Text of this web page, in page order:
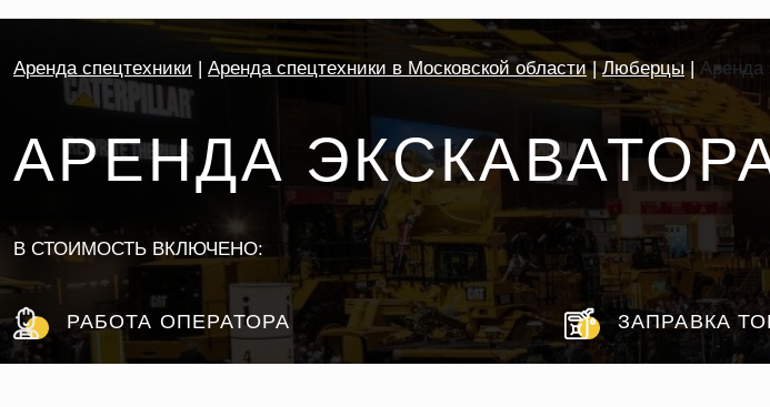
Аренда спецтехники Аренда спецтехники в Московской области Люберцы Аренда
АРЕНДА
В СТОИМОСТЬ ВКЛЮЧЕНО:
РАБОТА ОПЕРАТОРА ЗАПРАВКА